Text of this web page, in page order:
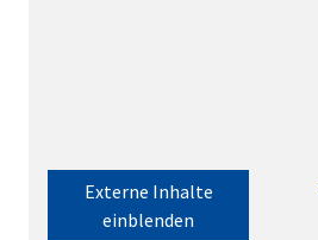
Externe Inhalte
einblenden